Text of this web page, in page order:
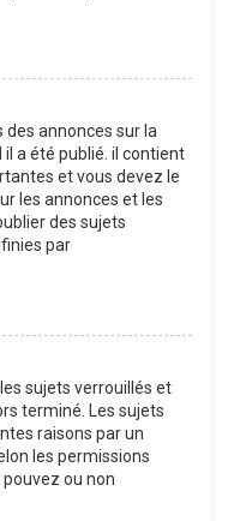
des annonces sur la
a été publié. il contient
et vous devez le
les annonces et les
des sujets
par
sujets verrouillés et
terminé. Les sujets
raisons par un
les permissions
ou non